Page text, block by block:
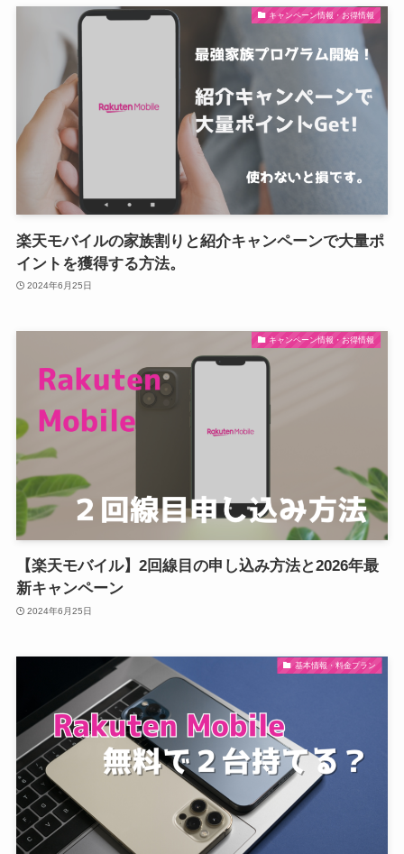
キャンペーン情報・お得情報
楽天モバイルの家族割りと紹介キャンペーンで大量ポ
イントを獲得する方法。
2024年6月25日
キャンペーン情報・お得情報
【楽天モバイル】2回線目の申し込み方法と2026年最
新キャンペーン
2024年6月25日
基本情報・料金プラン